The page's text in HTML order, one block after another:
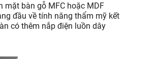
mặt bàn gỗ MFC hoặc MDF
đầu về tính năng thẩm mỹ kết
có thêm nắp điện luồn dây